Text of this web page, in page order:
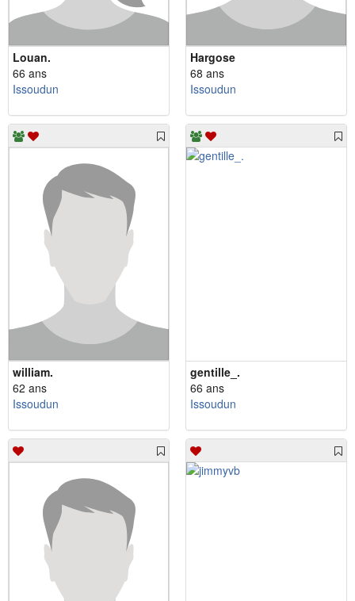
Louan.
66 ans
Issoudun
Hargose
68 ans
Issoudun
william.
62 ans
Issoudun
gentille_.
66 ans
Issoudun